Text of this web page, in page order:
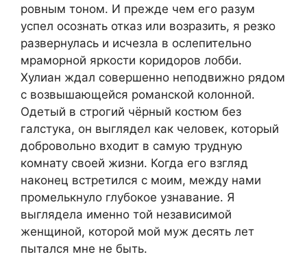
ровным тоном. И прежде чем его разум
успел осознать отказ или возразить, я резко
развернулась и исчезла в ослепительно
мраморной яркости коридоров лобби.
Хулиан ждал совершенно неподвижно рядом
с возвышающейся романской колонной.
Одетый в строгий чёрный костюм без
галстука, он выглядел как человек, который
добровольно входит в самую трудную
комнату своей жизни. Когда его взгляд
наконец встретился с моим, между нами
промелькнуло глубокое узнавание. Я
выглядела именно той независимой
женщиной, которой мой муж десять лет
пытался мне не быть.